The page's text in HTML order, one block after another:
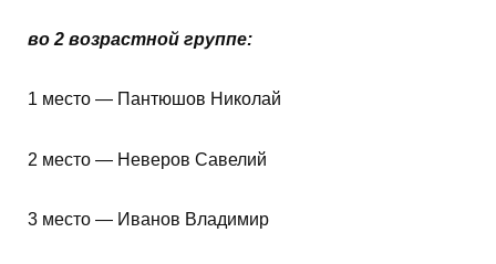
во 2 возрастной группе:
1 место — Пантюшов Николай
2 место — Неверов Савелий
3 место — Иванов Владимир